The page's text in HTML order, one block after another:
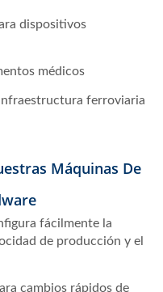
dispositivos
médicos
ferroviaria
Máquinas De
fácilmente la
de producción y el
cambios rápidos de